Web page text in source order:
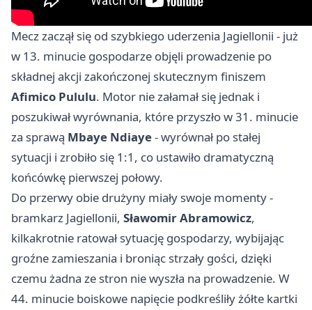
Mecz zaczął się od szybkiego uderzenia Jagiellonii - już
w 13. minucie gospodarze objęli prowadzenie po
składnej akcji zakończonej skutecznym finiszem
Afimico Pululu. Motor nie załamał się jednak i
poszukiwał wyrównania, które przyszło w 31. minucie
za sprawą Mbaye Ndiaye- wyrównał po stałej
sytuacji i zrobiło się 1:1, co ustawiło dramatyczną
końcówkę pierwszej połowy.
Do przerwy obie drużyny miały swoje momenty -
bramkarz Jagiellonii, Sławomir Abramowicz,
kilkakrotnie ratował sytuację gospodarzy, wybijając
groźne zamieszania i broniąc strzały gości, dzięki
czemu żadna ze stron nie wyszła na prowadzenie. W
44. minucie boiskowe napięcie podkreśliły żółte kartki